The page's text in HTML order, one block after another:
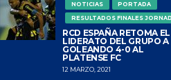
NOTICIAS
PORTADA
RESULTADOS FINALES
RCD ESPAÑA RETOMA EL
LIDERATO DEL GRUPO A
GOLEANDO 4-0 AL
PLATENSE FC
12 MARZO, 2021